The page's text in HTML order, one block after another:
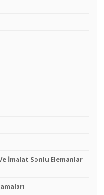
İmalat Sonlu Elemanlar